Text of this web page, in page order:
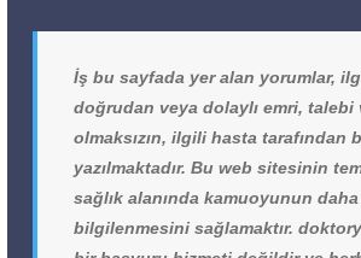
İş bu sayfada yer alan yorumlar,
doğrudan veya dolaylı emri, talebi
olmaksızın, ilgili hasta tarafından
yazılmaktadır. Bu web sitesinin
sağlık alanında kamuoyunun
bilgilenmesini sağlamaktır.